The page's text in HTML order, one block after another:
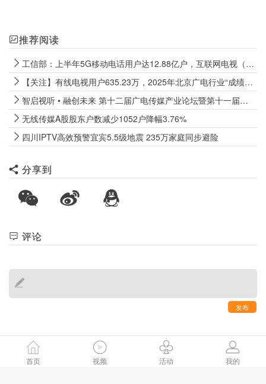
推荐阅读
工信部：上半年5G移动电话用户达12.88亿户，互联网电视（IPTV、OTT）用户数达4.09亿户
【关注】有线电视用户635.23万，2025年北京广电行业“成绩单”公布
智启视听 • 融创未来 第十二届广电传媒产业论坛暨第十一届广播电视紫金论坛在宁开幕
无线传媒A股股东户数减少1052户降幅3.76%
四川IPTV高效预警宜宾5.5级地震 235万家庭同步避险
分享到
评论
发布
首页 视频 活动 我的